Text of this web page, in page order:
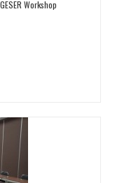
Workshop